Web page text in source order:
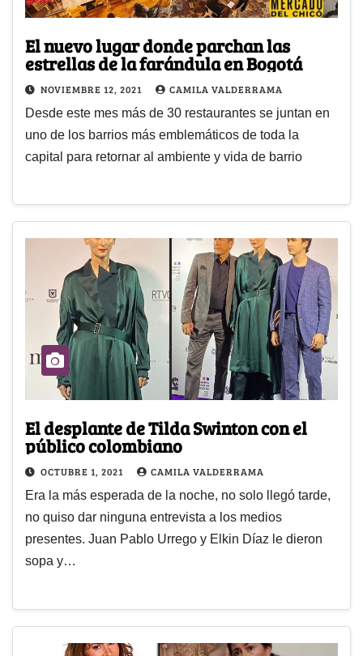
El nuevo lugar donde parchan las
estrellas de la farándula en Bogotá
NOVIEMBRE 12, 2021 CAMILA VALDERRAMA
Desde este mes más de 30 restaurantes se juntan en
uno de los barrios más emblemáticos de toda la
capital para retornar al ambiente y vida de barrio
El desplante de Tilda Swinton con el
público colombiano
OCTUBRE 1, 2021 CAMILA VALDERRAMA
Era la más esperada de la noche, no solo llegó tarde,
no quiso dar ninguna entrevista a los medios
presentes. Juan Pablo Urrego y Elkin Díaz le dieron
sopa y…